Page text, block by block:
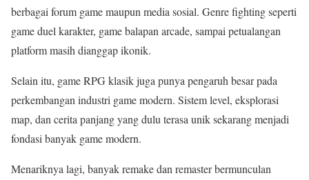
berbagai forum game maupun media sosial. Genre fighting seperti
game duel karakter, game balapan arcade, sampai petualangan
platform masih dianggap ikonik.
Selain itu, game RPG klasik juga punya pengaruh besar pada
perkembangan industri game modern. Sistem level, eksplorasi
map, dan cerita panjang yang dulu terasa unik sekarang menjadi
fondasi banyak game modern.
Menariknya lagi, banyak remake dan remaster bermunculan